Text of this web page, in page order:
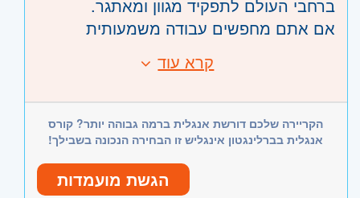
תפקיד מפתח בארגון, עם השפעה
ישירה על עשרות אלפי משפחות, עסקים
קטנים ועמותות בישראל
הזדמנות להוביל את הטרנספורמציה
הטכנולוגית וההפיכה לבנק של הארגון
הפיננסי-חברתי המוביל בישראל
סביבת עבודה משמעותית לצד צוות
מקצועי, מחויב ומגוון
ברחבי העולם לתפקיד מגוון ומאתגר.
אם אתם מחפשים עבודה משמעותית
להתברג בחברה מובילה.
במסגרת התפקיד:
ניהול פרויקטים בשווקים בינלאומיים
עבודה שוטפת מול מפיצים ולקוחות
אנגלית ברמה גבוהה מאוד (דיבור,
כתיבה וקריאה).
ניסיון קודם בתחום האסתטיקה /
הקוסמטיקה המקצועית.
קרא עוד
הקריירה שלכם דורשת אנגלית ברמה גבוהה יותר? קורס
אנגלית בברלינגטון אינגליש זו הבחירה הנכונה בשבילך!
הגשת מועמדות